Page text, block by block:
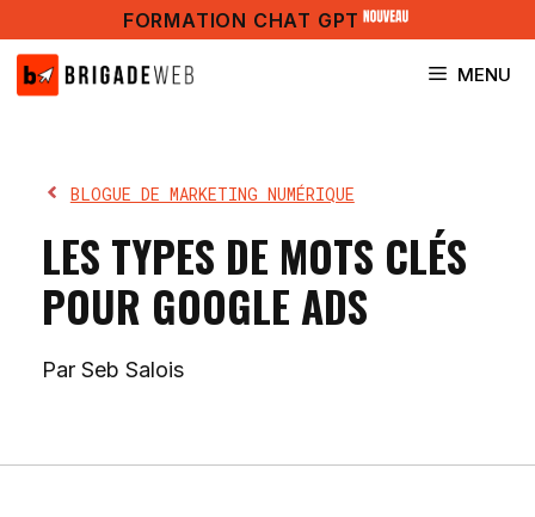
au
contenu
FORMATION CHAT GPT
MENU
BLOGUE DE MARKETING NUMÉRIQUE
LES TYPES DE MOTS CLÉS
POUR GOOGLE ADS
Par Seb Salois